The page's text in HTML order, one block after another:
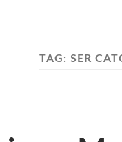
TAG: SER